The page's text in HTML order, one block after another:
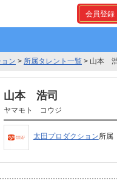
会員登録
ン > 所属タレント一覧 > 山本
山本 浩司
ヤマモト コウジ
太田プロダクション所属